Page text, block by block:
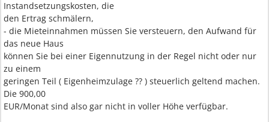
Instandsetzungskosten, die
den Ertrag schmälern,
- die Mieteinnahmen müssen Sie versteuern, den Aufwand für
das neue Haus
können Sie bei einer Eigennutzung in der Regel nicht oder nur
zu einem
geringen Teil ( Eigenheimzulage ?? ) steuerlich geltend machen.
Die 900,00
EUR/Monat sind also gar nicht in voller Höhe verfügbar.